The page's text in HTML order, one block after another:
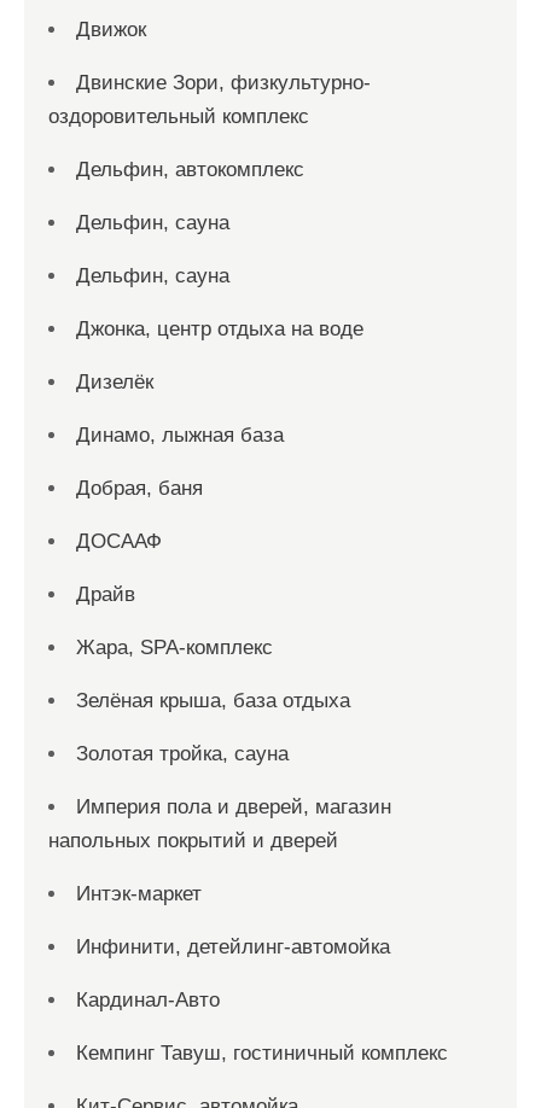
Движок
Двинские Зори, физкультурно-
оздоровительный комплекс
Дельфин, автокомплекс
Дельфин, сауна
Дельфин, сауна
Джонка, центр отдыха на воде
Дизелёк
Динамо, лыжная база
Добрая, баня
ДОСААФ
Драйв
Жара, SPA-комплекс
Зелёная крыша, база отдыха
Золотая тройка, сауна
Империя пола и дверей, магазин
напольных покрытий и дверей
Интэк-маркет
Инфинити, детейлинг-автомойка
Кардинал-Авто
Кемпинг Тавуш, гостиничный комплекс